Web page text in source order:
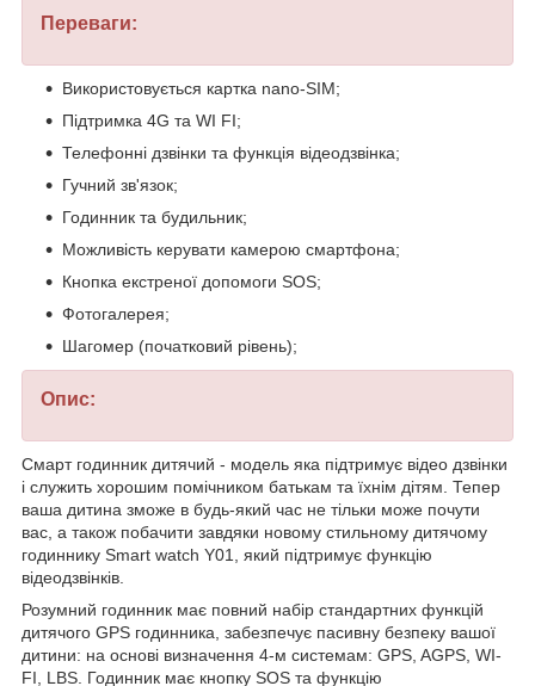
Переваги:
Використовується картка nano-SIM;
Підтримка 4G та WI FI;
Телефонні дзвінки та функція відеодзвінка;
Гучний зв'язок;
Годинник та будильник;
Можливість керувати камерою смартфона;
Кнопка екстреної допомоги SOS;
Фотогалерея;
Шагомер (початковий рівень);
Опис:
Смарт годинник дитячий - модель яка підтримує відео дзвінки
і служить хорошим помічником батькам та їхнім дітям. Тепер
ваша дитина зможе в будь-який час не тільки може почути
вас, а також побачити завдяки новому стильному дитячому
годиннику Smart watch Y01, який підтримує функцію
відеодзвінків.
Розумний годинник має повний набір стандартних функцій
дитячого GPS годинника, забезпечує пасивну безпеку вашої
дитини: на основі визначення 4-м системам: GPS, AGPS, WI-
FI, LBS. Годинник має кнопку SOS та функцію